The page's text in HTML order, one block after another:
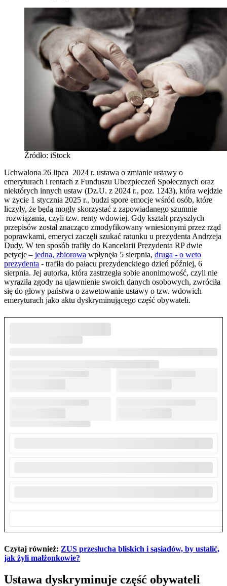
Źródło: iStock
Uchwalona 26 lipca 2024 r. ustawa o zmianie ustawy o
emeryturach i rentach z Funduszu Ubezpieczeń Społecznych oraz
niektórych innych ustaw (Dz.U. z 2024 r., poz. 1243), która wejdzie
w życie 1 stycznia 2025 r., budzi spore emocje wśród osób, które
liczyły, że będą mogły skorzystać z zapowiadanego szumnie
rozwiązania, czyli tzw. renty wdowiej. Gdy kształt przyszłych
przepisów został znacząco zmodyfikowany wniesionymi przez rząd
poprawkami, emeryci zaczęli szukać ratunku u prezydenta Andrzeja
Dudy. W ten sposób trafiły do Kancelarii Prezydenta RP dwie
petycje – jedna, zbiorowa wpłynęła 5 sierpnia, druga - o weto
prezydenta - trafiła do pałacu prezydenckiego dzień później, 6
sierpnia. Jej autorka, która zastrzegła sobie anonimowość, czyli nie
wyraziła zgody na ujawnienie swoich danych osobowych, zwróciła
się do głowy państwa o zawetowanie ustawy o tzw. wdowich
emeryturach jako aktu dyskryminującego część obywateli.
Czytaj również: ZUS przesłucha bliskich i sąsiadów, by ustalić,
jak żyli małżonkowie?
Ustawa dyskryminuje część obywateli